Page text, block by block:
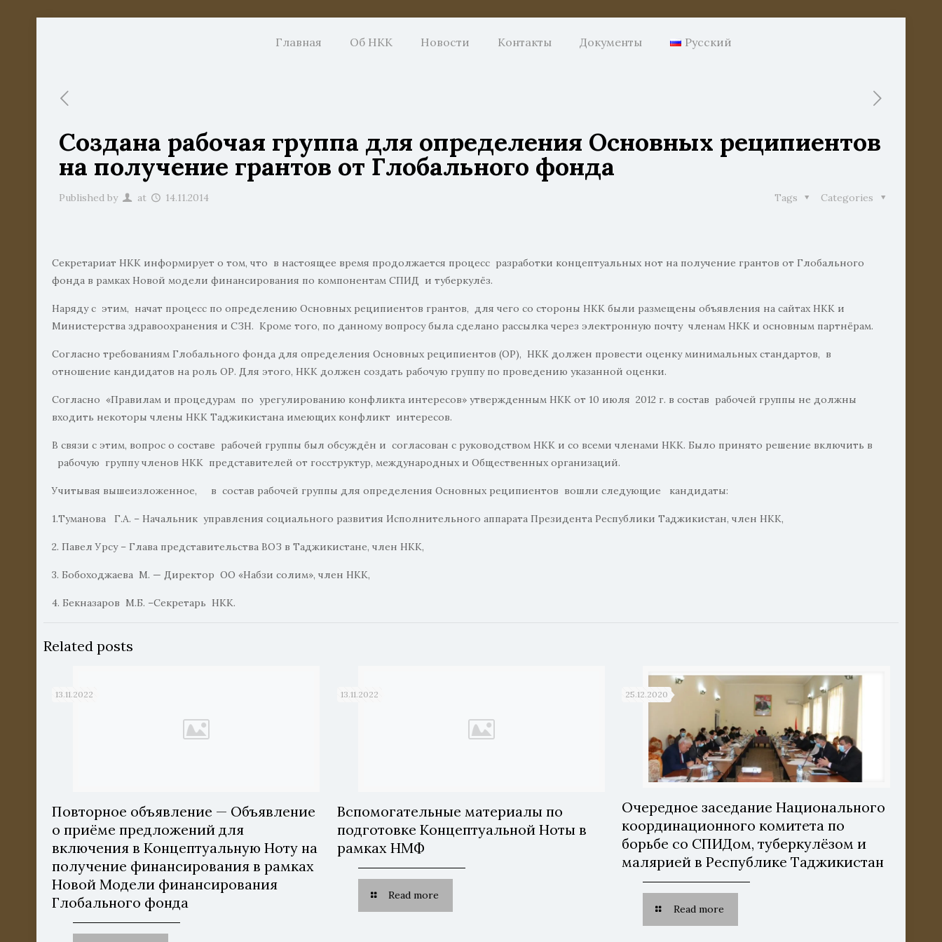
Главная Об НКК Новости Контакты Документы Русский
Создана рабочая группа для определения Основных реципиентов
на получение грантов от Глобального фонда
Published by at 14.11.2014 Categories
Tags
Секретариат НКК информирует о том, что в настоящее время продолжается процесс разработки концептуальных нот на получение грантов от Глобального
фонда в рамках Новой модели финансирования по компонентам СПИД и туберкулёз.
Наряду с этим, начат процесс по определению Основных реципиентов грантов, для чего со стороны НКК были размещены объявления на сайтах НКК и
Министерства здравоохранения и СЗН. Кроме того, по данному вопросу была сделано рассылка через электронную почту членам НКК и основным партнёрам.
Согласно требованиям Глобального фонда для определения Основных реципиентов (ОР), НКК должен провести оценку минимальных стандартов, в
отношение кандидатов на роль ОР. Для этого, НКК должен создать рабочую группу по проведению указанной оценки.
Согласно «Правилам и процедурам по урегулированию конфликта интересов» утвержденным НКК от 10 июля 2012 г. в состав рабочей группы не должны
входить некоторы члены НКК Таджикистана имеющих конфликт интересов.
В связи с этим, вопрос о составе рабочей группы был обсуждён и согласован с руководством НКК и со всеми членами НКК. Было принято решение включить в
рабочую группу членов НКК представителей от госструктур, международных и Общественных организаций.
Учитывая вышеизложенное, в состав рабочей группы для определения Основных реципиентов вошли следующие кандидаты:
1.Туманова Г.А. – Начальник управления социального развития Исполнительного аппарата Президента Республики Таджикистан, член НКК,
2. Павел Урсу – Глава представительства ВОЗ в Таджикистане, член НКК,
3. Бобоходжаева М. — Директор ОО «Набзи солим», член НКК,
4. Бекназаров М.Б. –Секретарь НКК.
Related posts
13.11.2022
Повторное объявление — Объявление
о приёме предложений для
включения в Концептуальную Ноту на
получение финансирования в рамках
Новой Модели финансирования
Глобального фонда
13.11.2022
Вспомогательные материалы по
подготовке Концептуальной Ноты в
рамках НМФ
Read more
25.12.2020
Очередное заседание Национального
координационного комитета по
борьбе со СПИДом, туберкулёзом и
малярией в Республике Таджикистан
Read more